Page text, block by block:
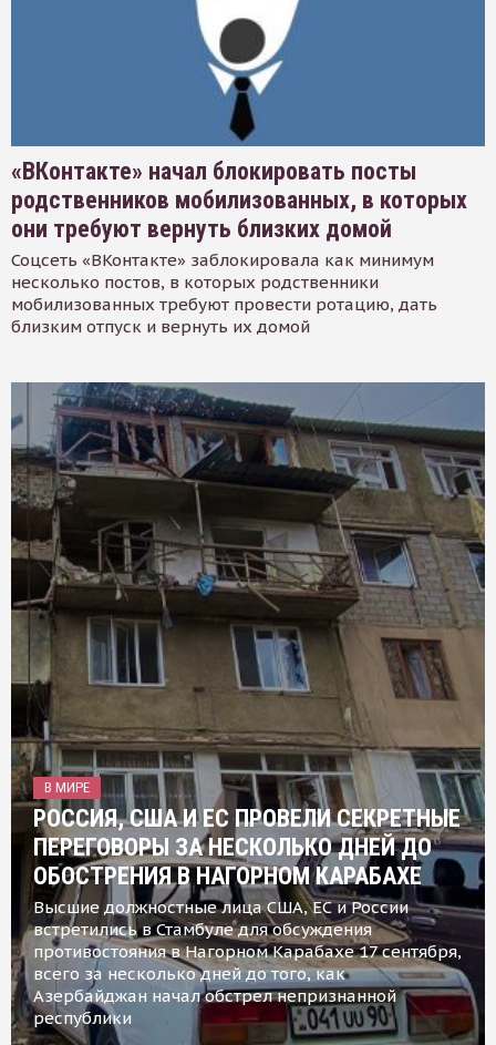
«ВКонтакте» начал блокировать посты
родственников мобилизованных, в которых
они требуют вернуть близких домой
Соцсеть «ВКонтакте» заблокировала как минимум
несколько постов, в которых родственники
мобилизованных требуют провести ротацию, дать
близким отпуск и вернуть их домой
В МИРЕ
РОССИЯ, США И ЕС ПРОВЕЛИ СЕКРЕТНЫЕ
ПЕРЕГОВОРЫ ЗА НЕСКОЛЬКО ДНЕЙ ДО
ОБОСТРЕНИЯ В НАГОРНОМ КАРАБАХЕ
Высшие должностные лица США, ЕС и России
встретились в Стамбуле для обсуждения
противостояния в Нагорном Карабахе 17 сентября,
всего за несколько дней до того, как
Азербайджан начал обстрел непризнанной
республики